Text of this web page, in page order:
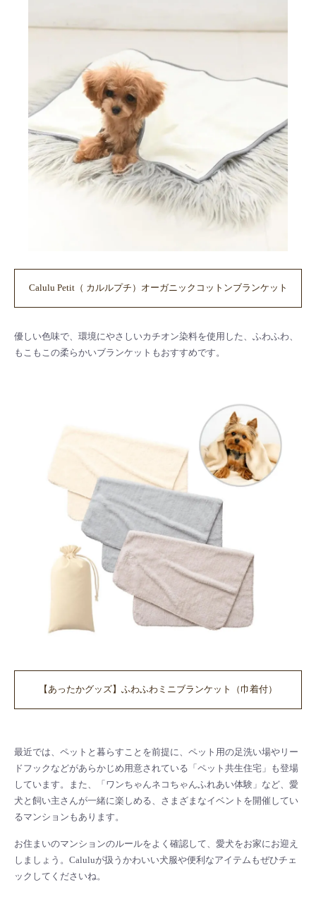
Calulu Petit（ カルルプチ）オーガニックコットンブランケット
優しい色味で、環境にやさしいカチオン染料を使用した、ふわふわ、
もこもこの柔らかいブランケットもおすすめです。
【あったかグッズ】ふわふわミニブランケット（巾着付）
最近では、ペットと暮らすことを前提に、ペット用の足洗い場やリー
ドフックなどがあらかじめ用意されている「ペット共生住宅」も登場
しています。また、「ワンちゃんネコちゃんふれあい体験」など、愛
犬と飼い主さんが一緒に楽しめる、さまざまなイベントを開催してい
るマンションもあります。
お住まいのマンションのルールをよく確認して、愛犬をお家にお迎え
しましょう。Caluluが扱うかわいい犬服や便利なアイテムもぜひチェ
ックしてくださいね。